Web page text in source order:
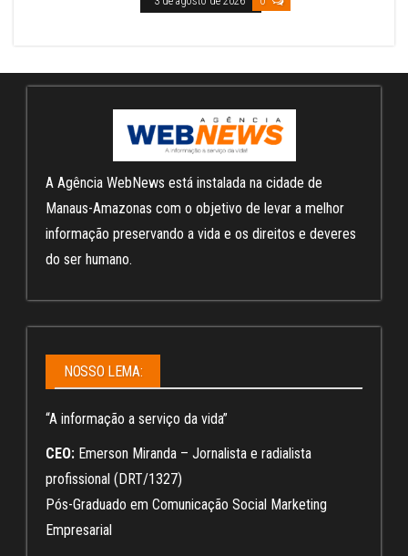
A Agência WebNews está instalada na cidade de
Manaus-Amazonas com o objetivo de levar a melhor
informação preservando a vida e os direitos e deveres
do ser humano.
NOSSO LEMA:
“A informação a serviço da vida”
CEO: Emerson Miranda – Jornalista e radialista
profissional (DRT/1327)
Pós-Graduado em Comunicação Social Marketing
Empresarial